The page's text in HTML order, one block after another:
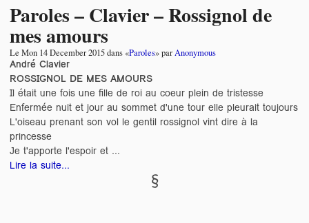
Paroles – Clavier – Rossignol de
mes amours
Le Mon 14 December 2015dans «Paroles» parAnonymous
André Clavier
ROSSIGNOL DE MES AMOURS
Il était une fois une fille de roi au coeur plein de tristesse
Enfermée nuit et jour au sommet d'une tour elle pleurait toujours
L'oiseau prenant son vol le gentil rossignol vint dire à la
princesse
Je t'apporte l'espoir et ...
Lire la suite...